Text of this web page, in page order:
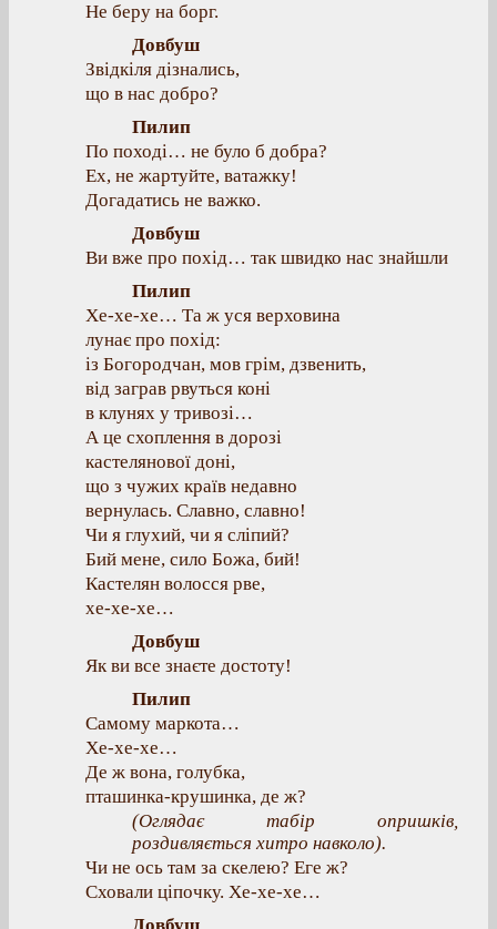
Не беру на борг.
Довбуш
Звідкіля дізнались,
що в нас добро?
Пилип
По поході… не було б добра?
Ex, не жартуйте, ватажку!
Догадатись не важко.
Довбуш
Ви вже про похід… так швидко нас знайшли
Пилип
Хе-хе-хе… Та ж уся верховина
лунає про похід:
із Богородчан, мов грім, дзвенить,
від заграв рвуться коні
в клунях у тривозі…
А це схоплення в дорозі
кастелянової доні,
що з чужих країв недавно
вернулась. Славно, славно!
Чи я глухий, чи я сліпий?
Бий мене, сило Божа, бий!
Кастелян волосся рве,
хе-хе-хе…
Довбуш
Як ви все знаєте достоту!
Пилип
Самому маркота…
Хе-хе-хе…
Де ж вона, голубка,
пташинка-крушинка, де ж?
(Оглядає табір опришків,
роздивляється хитро навколо).
Чи не ось там за скелею? Еге ж?
Сховали ціпочку. Хе-хе-хе…